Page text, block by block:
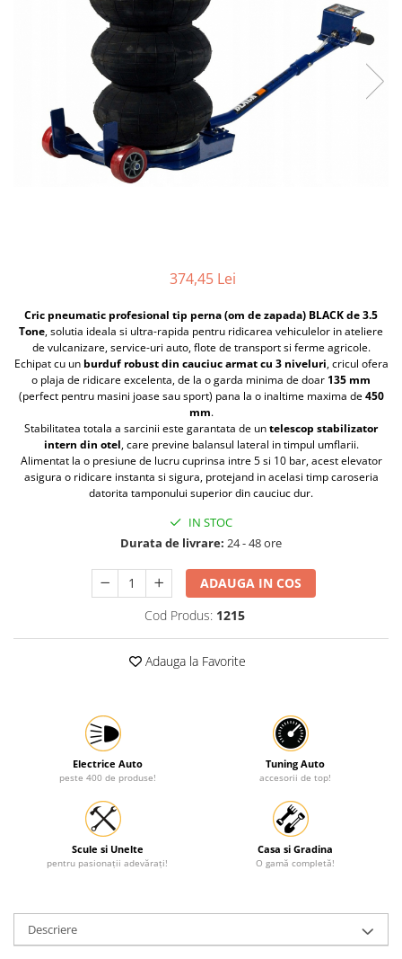
compresoare
Cricuri Auto Hidraulice
Pneumatice si Trapezoidale
Cricuri hidraulice
Cricuri pneumatice
Cricuri trapezoidale
Feon Electric
Generatoare curent
Pistol de Lipit
Polizoare
Pompe Combustibil
Prelungitoare
Protectia muncii
Scule Pneumatice
Slefuitoare
Suport motocicleta
Tunuri de caldura si aeroteme
Motocositoare si Motosape
Pistol de vopsit
Pompe
Rotopercutoare si bormasini
374,45 Lei
Cric pneumatic profesional tip perna (om de zapada) BLACK de 3.5
Tone, solutia ideala si ultra-rapida pentru ridicarea vehiculelor in ateliere
de vulcanizare, service-uri auto, flote de transport si ferme agricole.
Echipat cu un burduf robust din cauciuc armat cu 3 niveluri, cricul ofera
o plaja de ridicare excelenta, de la o garda minima de doar 135 mm
(perfect pentru masini joase sau sport) pana la o inaltime maxima de450
mm.
Stabilitatea totala a sarcinii este garantata de untelescop stabilizator
intern din otel, care previne balansul lateral in timpul umflarii.
Alimentat la o presiune de lucru cuprinsa intre 5 si 10 bar, acest elevator
asigura o ridicare instanta si sigura, protejand in acelasi timp caroseria
datorita tamponului superior din cauciuc dur.
IN STOC
Durata de livrare: 24 - 48 ore
ADAUGA IN COS
Cod Produs: 1215
Adauga la Favorite
Electrice Auto
peste 400 de produse!
Tuning Auto
accesorii de top!
Scule si Unelte
pentru pasionații adevărați!
Casa si Gradina
O gamă completă!
Descriere